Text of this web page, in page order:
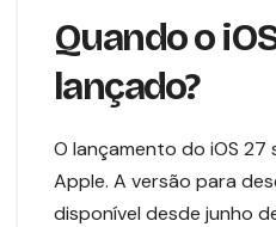
Quando o
lançado?
O lançamento do iOS 27
Apple. A versão para
disponível desde junho